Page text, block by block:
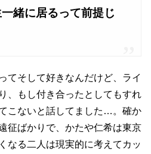
緒に居るって前提じ
てそして好きなんだけど、ライ
、もし付き合ったとしてもすれ
こないと話してました…。確か
征ばかりで、かたや仁希は東京
なる二人は現実的に考えてカッ